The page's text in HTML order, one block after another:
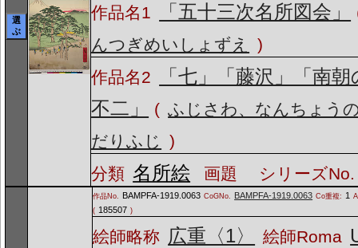
選
ぶ
作品名1
「五十三次名所図会」
んつぎめいしょずえ
)
作品名2
「七」「藤沢」「南
不二」
( ふじさわ、なんちょう
だりふじ
)
分類 名所絵 画題 シリーズNo.
作品No. BAMPFA-1919.0063 CoGNo. BAMPFA-1919.0063 Co重複: 1
( 185507 )
絵師略称 広重〈1〉 絵師Roma